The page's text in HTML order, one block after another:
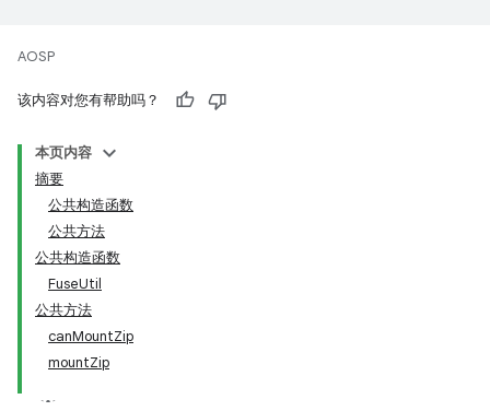
AOSP
该内容对您有帮助吗？
本页内容
摘要
公共构造函数
公共方法
公共构造函数
FuseUtil
公共方法
canMountZip
mountZip